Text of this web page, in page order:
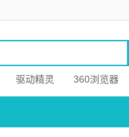
驱动精灵 360浏览器